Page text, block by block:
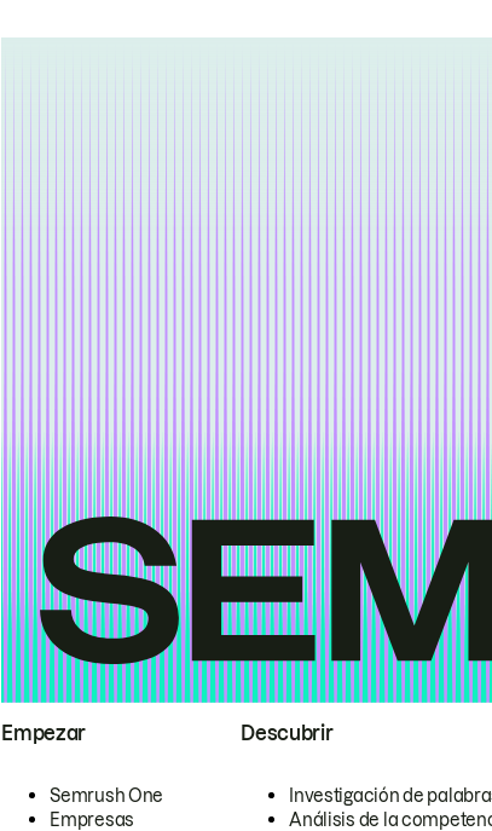
Empezar
Semrush One
Empresas
Descubrir
Investigación de
Análisis de la